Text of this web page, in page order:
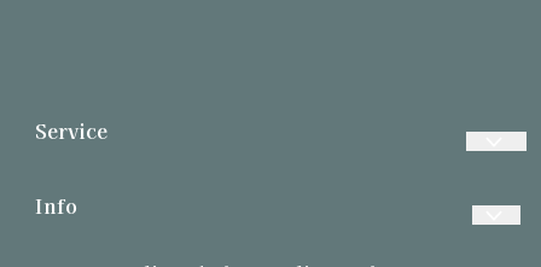
Service
Info
Forsendelse og retur